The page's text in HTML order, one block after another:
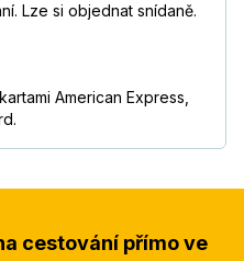
Lze si objednat snídaně.
American Express,
cestování přímo ve